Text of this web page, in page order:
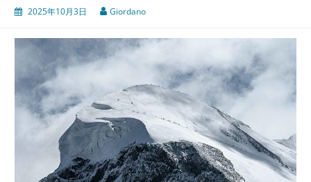
2025年10月3日 Giordano